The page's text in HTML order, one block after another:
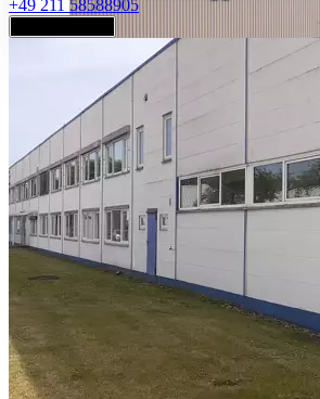
Industrie & Logistik
+49 211 58588905